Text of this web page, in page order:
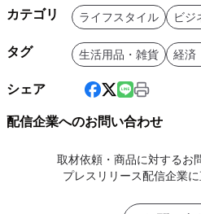
カテゴリ ライフスタイル ビジ
タグ 生活用品・雑貨 経済
シェア
配信企業へのお問い合わせ
取材依頼・商品に対するお
プレスリリース配信企業に